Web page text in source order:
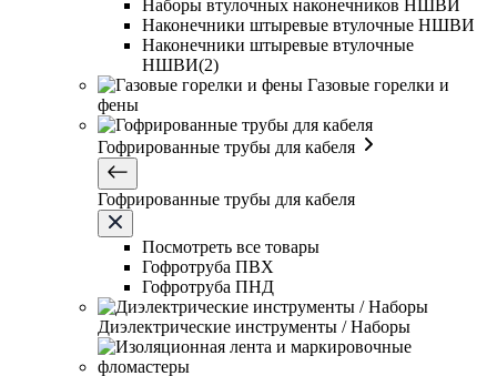
Наборы втулочных наконечников НШВИ
Наконечники штыревые втулочные НШВИ
Наконечники штыревые втулочные
НШВИ(2)
Газовые горелки и
фены
Гофрированные трубы для кабеля
Гофрированные трубы для кабеля
Посмотреть все товары
Гофротруба ПВХ
Гофротруба ПНД
Диэлектрические инструменты / Наборы